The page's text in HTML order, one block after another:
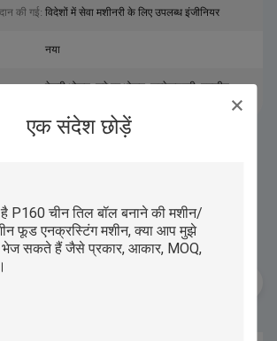
एक संदेश छोड़ें
की गई: विदेशों में सेवा मशीनरी के लिए उपलब्ध इंजीनियर
नया
बेकरी भोजन, जमे हुए भोजन, कन्फेक्शनरी, नमकीन,
बनाने की मशीन: